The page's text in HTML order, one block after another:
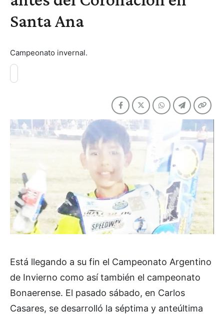
Santa Ana
Campeonato invernal.
Está llegando a su fin el Campeonato Argentino
de Invierno como así también el campeonato
Bonaerense. El pasado sábado, en Carlos
Casares, se desarrolló la séptima y anteúltima